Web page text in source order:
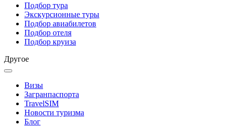
Подбор тура
Экскурсионные туры
Подбор авиабилетов
Подбор отеля
Подбор круиза
Другое
Визы
Загранпаспорта
TravelSIM
Новости туризма
Блог